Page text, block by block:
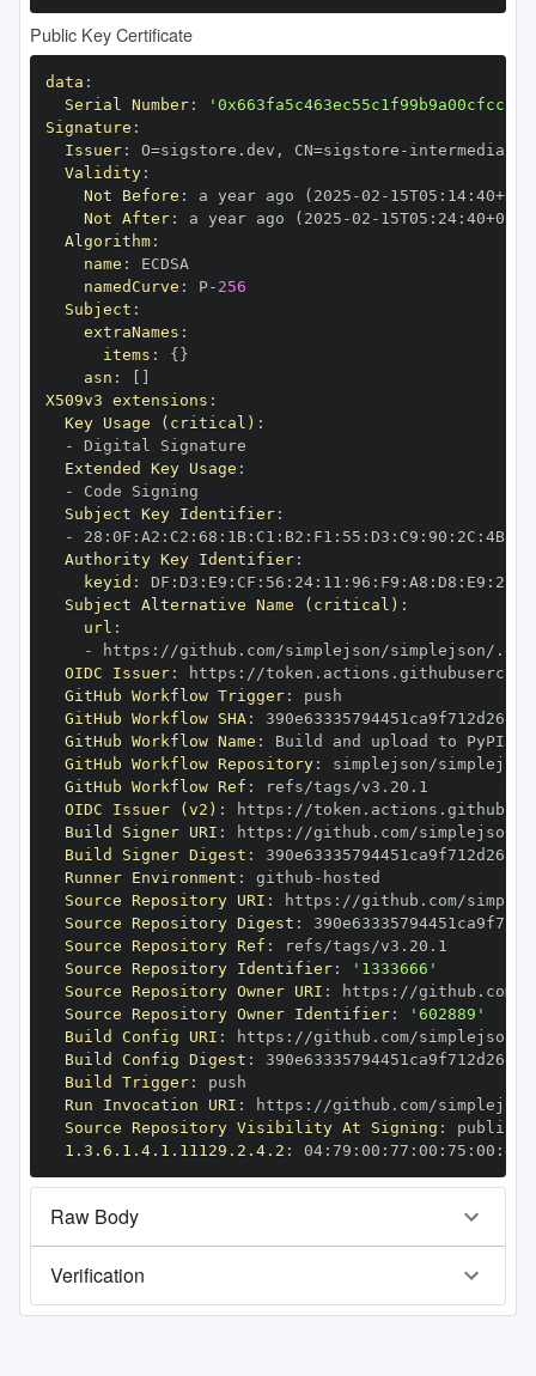
Public Key Certificate
data :
Serial Number:
Signature :
Issuer: O=sigstore.dev , CN=sigstore -
Validity:
Not Before : a year ago (2025 -02 - 15T05 : 14: 40+00
Not After: a year ago (2025 -02 - 15T05 : 24: 40+00
Algorithm:
name :
namedCurve : P- 256
Subject :
extraNames :
items : { }
asn :
X509v3 extensions :
Key Usage (critical) :
-
Extended Key Usage :
-
Subject Key Identifier:
-
28 : 0F : A2 : C2 : 68 : 1B: C1 : B2 : F1 : 55 : D3 : C9 : 90 : 2C : 4B:
Authority Key Identifier:
keyid : DF : D3 : E9 : CF : 56 : 24: 11 : 96 : F9 : A8 : D8 : E9 : 28
Subject Alternative Name (critical) :
url :
-
https : //github.com/simplejson/simplejson/
OIDC Issuer: https :
GitHub Workflow Trigger:
GitHub Workflow SHA:
GitHub Workflow Name :
GitHub Workflow Repository:
GitHub Workflow Ref :
OIDC Issuer (v2) : https :
Build Signer URI : https : //github.com/simplejson/
Build Signer Digest :
Runner Environment : github -
Source Repository URI : https :
Source Repository Digest :
Source Repository Ref :
Source Repository Identifier:
'1333666'
Source Repository Owner URI : https :
Source Repository Owner Identifier:
'602889'
Build Config URI : https : //github.com/simplejson/
Build Config Digest :
Build Trigger:
Run Invocation URI : https :
Source Repository Visibility At Signing :
1.3.6.1.4.1.11129.2.4.2 : 04: 79 : 00 : 77 : 00 : 75 : 00 : dd
Raw Body
Verification